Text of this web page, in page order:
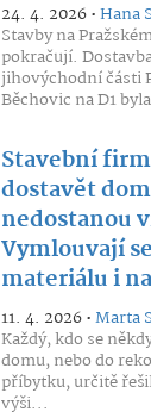
24. 4. 2026 •Hana
Stavby na
pokračují.
jihovýchodní části
Běchovic na D1
Stavební
dostavět
nedostanou
Vymlouvají
materiálu i
11. 4. 2026 •Marta
Každý, kdo se
domu, nebo do
příbytku, určitě
výši...